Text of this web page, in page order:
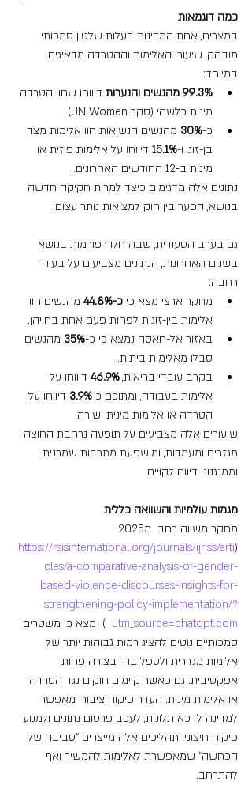
כמה דוגמאות
במצרים, אחת המדינות בעלות שלטון סמכותי
מובהק, שיעורי האלימות וההטרדה מדאיגים
במיוחד:
99.3% מהנשים והנערות
דיווחו שחוו הטרדה
מינית כלשהי (סקר UN Women)
כ-30% מהנשים הנשואות חוו אלימות מצד
בן-זוג, ו-15.1% דיווחו על אלימות פיזית או
מינית ב-12 החודשים האחרונים.
נתונים אלה מדגימים כיצד למרות חקיקה חדשה
בנושא, הפער בין חוק למציאות נותר עצום.
גם בערב הסעודית, שבה חלו רפורמות בנושא
בשנים האחרונות, הנתונים מצביעים על בעיה
רחבה:
מחקר ארצי מצא כי כ-44.8%
מהנשים חוו
אלימות בין-זוגית לפחות פעם אחת בחייהן.
באזור אל-חאסה נמצא כי כ-35% מהנשים
סבלו מאלימות ביתית.
בקרב עובדי בריאות, 46.9% דיווחו על
אלימות בעבודה, ומתוכם כ-3.9% דיווחו על
הטרדה או אלימות מינית ישירה.
שיעורים אלה מצביעים על תופעה נרחבת החוצה
מגזרים ומעמדות, ומושפעת מתרבות שמרנית
וממנגנוני דיווח לקויים.
מגמות עולמיות והשוואה כללית
(
https://rsisinternational.org/journals/ijriss/arti
cles/a-comparative-analysis-of-gender-
based-violence-discourses-insights-for-
strengthening-policy-implementation/?
utm_source=chatgpt.com )  מצא כי משטרים
סמכותיים נוטים להציג רמות גבוהות יותר של
אלימות מגדרית ולטפל בה  בצורה פחות
אפקטיבית. גם כאשר קיימים חוקים נגד הטרדה
או אלימות מינית. העדר פיקוח ציבורי מאפשר
למדינה לדכא תלונות, לעכב פרסום נתונים ולמנוע
פיקוח חיצוני. תהליכים אלה מייצרים “סביבה של
הכחשה” שמאפשרת לאלימות להמשיך ואף
להתרחב.